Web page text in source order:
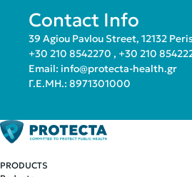
Contact Info
39 Agiou Pavlou Street, 12132
+30 210 8542270 , +30 210
Email: info@protecta-health.gr
Γ.Ε.ΜΗ.: 8971301000
PRODUCTS